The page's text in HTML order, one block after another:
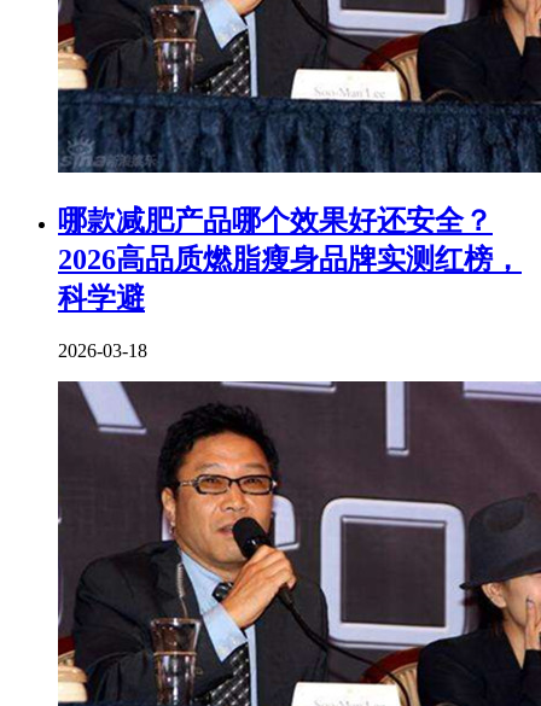
​哪款减肥产品哪个效果好还安全？
2026高品质燃脂瘦身品牌实测红榜，
科学避
2026-03-18